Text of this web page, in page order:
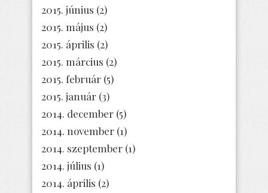
2015. június (2)
2015. május (2)
2015. április (2)
2015. március (2)
2015. február (5)
2015. január (3)
2014. december (5)
2014. november (1)
2014. szeptember (1)
2014. július (1)
2014. április (2)